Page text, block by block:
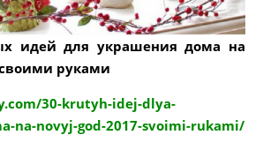
идей для украшения дома на
руками
30-krutyh-idej-dlya-
na-novyj-god-2017-svoimi-rukami/